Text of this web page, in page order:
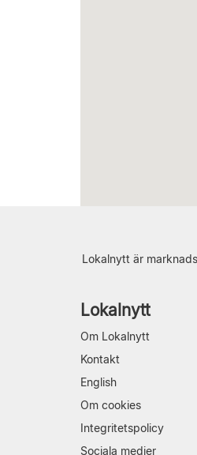
Lokalnytt är
Lokalnytt
Om Lokalnytt
Kontakt
English
Om cookies
Integritetspolicy
Sociala medier